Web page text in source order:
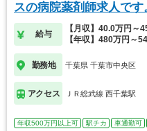
スの病院薬剤師求人です
給与
【月収】40.0万円～
【年収】480万円～
勤務地 千葉県 千葉市中央区
アクセス ＪＲ総武線 西千葉駅
年収500万円以上可 駅チカ 車通勤可